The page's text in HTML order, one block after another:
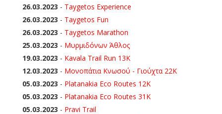
26.03.2023 - Taygetos Experience
26.03.2023 - Taygetos Fun
26.03.2023 - Taygetos Marathon
25.03.2023 - Μυρμιδόνων Άθλος
19.03.2023 - Kavala Trail Run 13K
12.03.2023 - Μονοπάτια Κνωσού - Γιούχτα 22Κ
05.03.2023 - Platanakia Eco Routes 12K
05.03.2023 - Platanakia Eco Routes 31K
05.03.2023 - Pravi Trail